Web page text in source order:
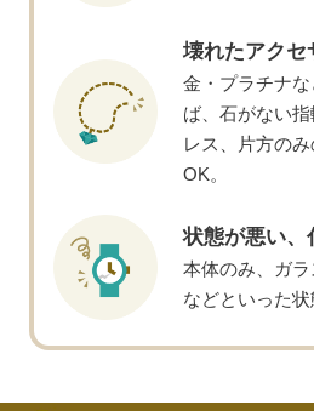
壊れたアクセ
⾦・プラチナ
ば、⽯がない
レス、⽚⽅の
OK。
状態が悪い、
本体のみ、ガ
などといった状